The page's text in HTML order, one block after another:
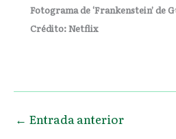
Fotograma de ‘Frankenstein’ de
Crédito: Netflix
← Entrada anterior